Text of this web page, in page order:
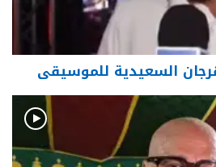
السعيدية للموسيقى